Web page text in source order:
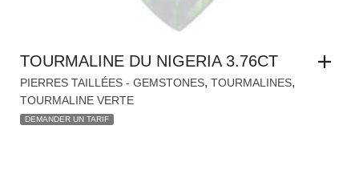
TOURMALINE DU NIGERIA 3.76CT
PIERRES TAILLÉES - GEMSTONES, TOURMALINES,
TOURMALINE VERTE
DEMANDER UN TARIF